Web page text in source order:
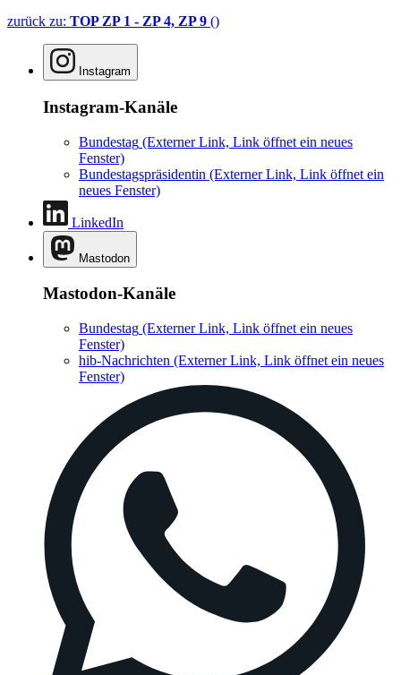
zurück zu: TOP ZP 1 - ZP 4, ZP 9 ()
Instagram
Instagram-Kanäle
Bundestag (Externer Link, Link öffnet ein neues
Fenster)
Bundestagspräsidentin (Externer Link, Link öffnet ein
neues Fenster)
LinkedIn
Mastodon
Mastodon-Kanäle
Bundestag (Externer Link, Link öffnet ein neues
Fenster)
hib-Nachrichten (Externer Link, Link öffnet ein neues
Fenster)